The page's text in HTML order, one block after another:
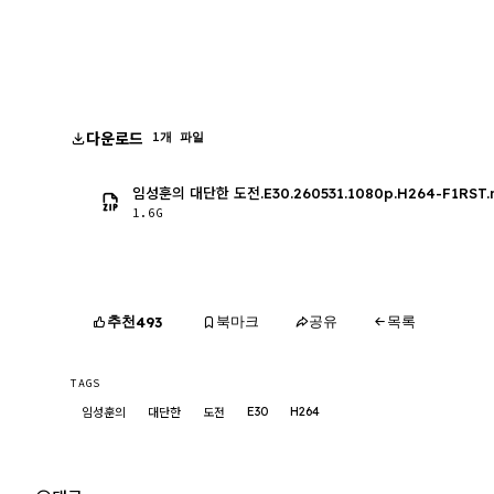
다운로드 1개 파일
임성훈의 대단한 도전.E30.260531.1080p.H264-
1.6G
추천493 북마크 공유 목록
TAGS
임성훈의 대단한 도전 E30 H264